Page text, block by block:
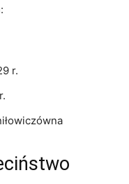
r.